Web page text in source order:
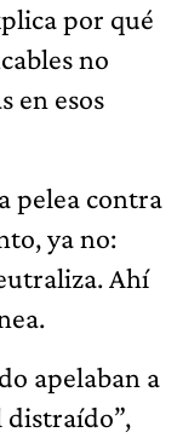
por qué
no
en esos
pelea contra
ya no:
Ahí
apelaban a
distraído”,